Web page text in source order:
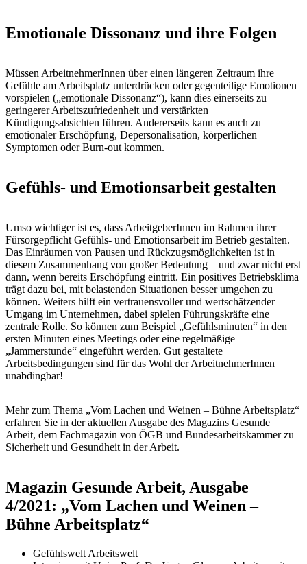
Emotionale Dissonanz und ihre Folgen
Müssen ArbeitnehmerInnen über einen längeren Zeitraum ihre
Gefühle am Arbeitsplatz unterdrücken oder gegenteilige Emotionen
vorspielen („emotionale Dissonanz“), kann dies einerseits zu
geringerer Arbeitszufriedenheit und verstärkten
Kündigungsabsichten führen. Andererseits kann es auch zu
emotionaler Erschöpfung, Depersonalisation, körperlichen
Symptomen oder Burn-out kommen.
Gefühls- und Emotionsarbeit gestalten
Umso wichtiger ist es, dass ArbeitgeberInnen im Rahmen ihrer
Fürsorgepflicht Gefühls- und Emotionsarbeit im Betrieb gestalten.
Das Einräumen von Pausen und Rückzugsmöglichkeiten ist in
diesem Zusammenhang von großer Bedeutung – und zwar nicht erst
dann, wenn bereits Erschöpfung eintritt. Ein positives Betriebsklima
trägt dazu bei, mit belastenden Situationen besser umgehen zu
können. Weiters hilft ein vertrauensvoller und wertschätzender
Umgang im Unternehmen, dabei spielen Führungskräfte eine
zentrale Rolle. So können zum Beispiel „Gefühlsminuten“ in den
ersten Minuten eines Meetings oder eine regelmäßige
„Jammerstunde“ eingeführt werden. Gut gestaltete
Arbeitsbedingungen sind für das Wohl der ArbeitnehmerInnen
unabdingbar!
Mehr zum Thema „Vom Lachen und Weinen – Bühne Arbeitsplatz“
erfahren Sie in der aktuellen Ausgabe des Magazins Gesunde
Arbeit, dem Fachmagazin von ÖGB und Bundesarbeitskammer zu
Sicherheit und Gesundheit in der Arbeit.
Magazin Gesunde Arbeit, Ausgabe
4/2021: „Vom Lachen und Weinen –
Bühne Arbeitsplatz“
Gefühlswelt Arbeitswelt